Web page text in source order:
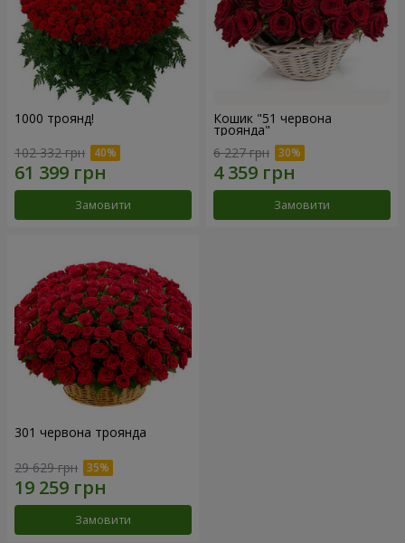
1000 троянд!
102 332 грн
Замовити
Кошик "51 червона
троянда"
6 227 грн
Замовити
301 червона троянда
29 629 грн
Замовити